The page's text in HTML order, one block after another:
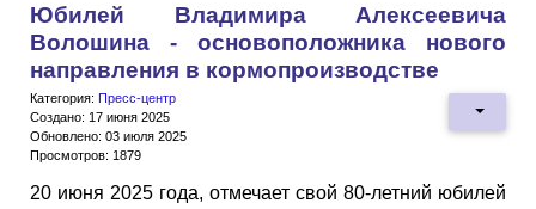
Юбилей Владимира Алексеевича
Волошина - основоположника нового
направления в кормопроизводстве
Категория: Пресс-центр
Создано: 17 июня 2025
Обновлено: 03 июля 2025
Просмотров: 1879
20 июня 2025 года, отмечает свой 80-летний юбилей